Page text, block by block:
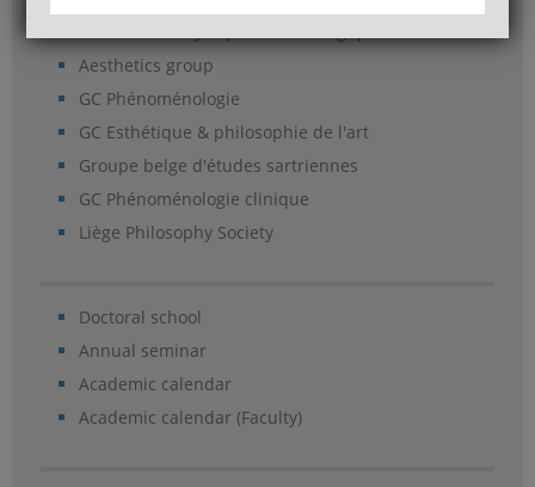
Aesthetics group
GC Phénoménologie
GC Esthétique & philosophie de l'art
Groupe belge d'études sartriennes
GC Phénoménologie clinique
Liège Philosophy Society
Doctoral school
Annual seminar
Academic calendar
Academic calendar (Faculty)